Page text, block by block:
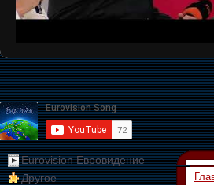
Eurovision Евровидение
Другое